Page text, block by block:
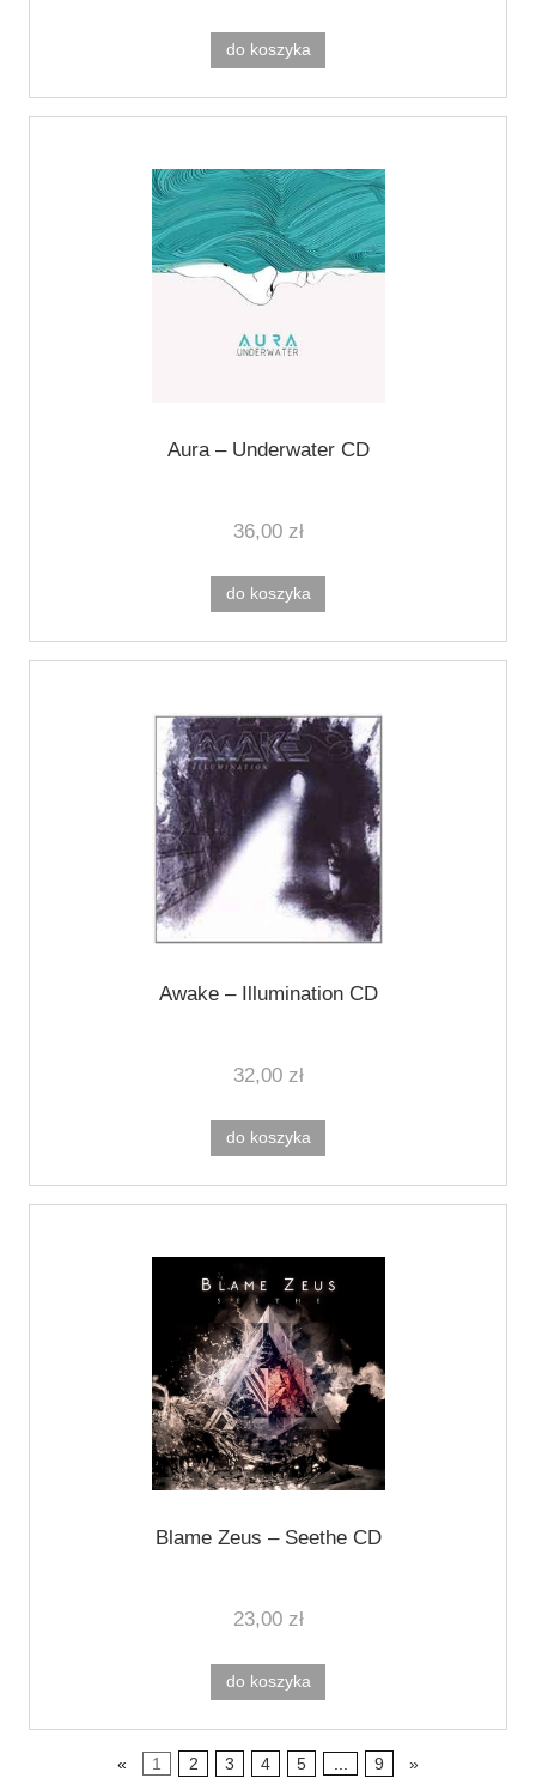
do koszyka
Aura – Underwater CD
36,00 zł
do koszyka
Awake – Illumination CD
32,00 zł
do koszyka
Blame Zeus ‎– Seethe CD
23,00 zł
do koszyka
« 1 2 3 4 5 9 »